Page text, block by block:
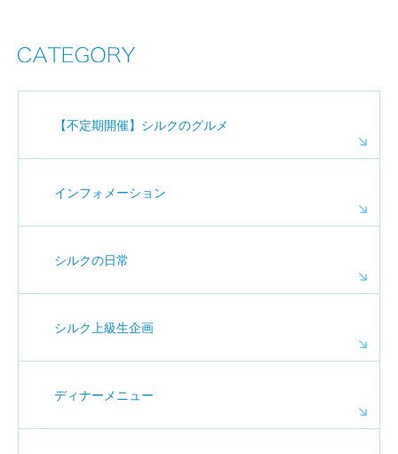
【不定期開催】シルクのグルメ
インフォメーション
シルクの日常
シルク上級生企画
ディナーメニュー